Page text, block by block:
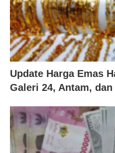
Update Harga Emas
Galeri 24, Antam, dan